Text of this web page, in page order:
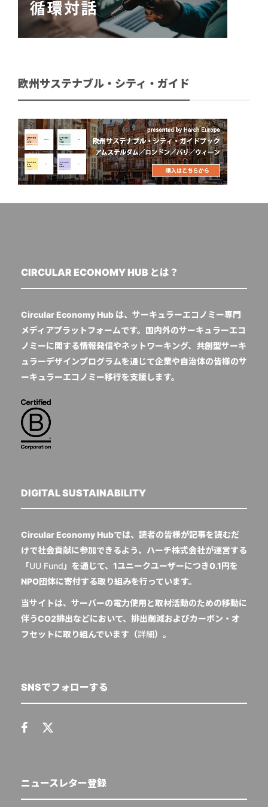
欧州サステナブル・シティ・ガイド
CIRCULAR ECONOMY HUB とは？
Circular Economy Hub は、サーキュラーエコノミー専門
メディアプラットフォームです。国内外のサーキュラーエコ
ノミーに関する情報発信やネットワーキング、共創型サーキ
ュラーデザインプログラムを通じて企業や自治体の皆様のサ
ーキュラーエコノミー移行を支援します。
DIGITAL SUSTAINABILITY
Circular Economy Hubでは、読者の皆様が記事を読むだ
けで社会貢献に参加できるよう、ハーチ株式会社が運営する
「UU Fund 」を通じて、1ユニークユーザーにつき0.1円を
NPO団体に寄付する取り組みを行っています。
当サイトは、サーバーの電力使用と取材活動のための移動に
伴うCO2排出などにおいて、排出削減およびカーボン・オ
フセットに取り組んでいます（詳細）。
SNSでフォローする
ニュースレター登録